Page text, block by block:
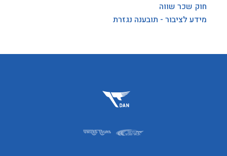
חוק שכר שווה
מידע לציבור - תובענה נגזרת